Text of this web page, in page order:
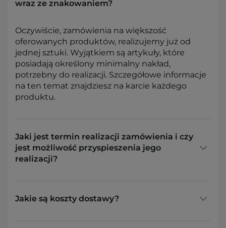
wraz ze znakowaniem?
Oczywiście, zamówienia na większość
oferowanych produktów, realizujemy już od
jednej sztuki. Wyjątkiem są artykuły, które
posiadają określony minimalny nakład,
potrzebny do realizacji. Szczegółowe informacje
na ten temat znajdziesz na karcie każdego
produktu.
Jaki jest termin realizacji zamówienia i czy
jest możliwość przyspieszenia jego
realizacji?
Jakie są koszty dostawy?